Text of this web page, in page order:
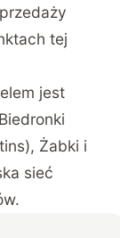
tej
jest
Żabki i
sieć